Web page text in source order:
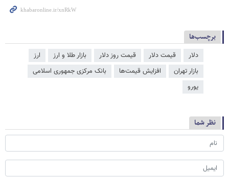
برچسب‌ها
دلار قیمت دلار قیمت روز دلار بازار طلا و ارز
ارز
بازار تهران
افزایش قیمت‌ها
بانک مرکزی جمهوری اسلامی
یورو
نظر شما